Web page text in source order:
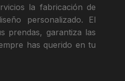
la fabricación de
personalizado. El
prendas, garantiza las
has querido en tu